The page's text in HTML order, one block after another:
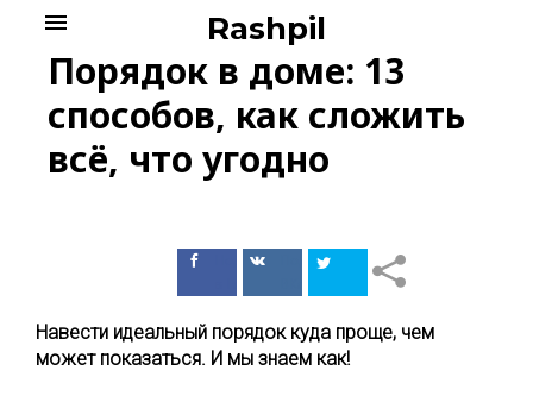
content
Rashpil
menu
Порядок в доме: 13
способов, как сложить
всё, что угодно
ПоделитьсяПоделиться
Навести идеальный порядок куда проще, чем
может показаться. И мы знаем как!